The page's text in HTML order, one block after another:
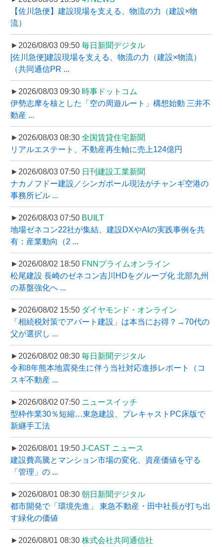
【佐川急便】建設現場を支える、物流の力（建設×物
流）
►2026/08/03 09:50 毎日新聞デジタル
[佐川急便]建設現場を支える、物流の力（建設×物流）
（共同通信PR ...
►2026/08/03 09:30 時事ドットコム
伊勢志摩を核とした「空の周遊ルート」構想始動 三井不
動産 ...
►2026/08/03 08:30 全国賃貸住宅新聞
リアルエステート、不動産再生軸に売上124億円
►2026/08/03 07:50 日刊建設工業新聞
ナカノフドー建設／シンガポール現法がチャンギ空港の
事務所ビル ...
►2026/08/03 07:50 BUILT
地場ゼネコン22社が集結、建設DXやAIの実践事例を共
有：産業動向（2 ...
►2026/08/02 18:50 FNNプライムオンライン
松尾建設 長崎のゼネコン吉川HDをグループ化 北部九州
の基盤強化へ ...
►2026/08/02 15:50 ダイヤモンド・オンライン
「相続税対策でアパート建設」は本当にお得？→70代の
父が選択し ...
►2026/08/02 08:30 毎日新聞デジタル
令和8年熊本地震発生に伴う当社対応進捗レポート（コ
スギ不動産 ...
►2026/08/02 07:50 ニュースイッチ
型枠作業30％短縮…東急建設、プレキャストPC床版で
新継手工法
►2026/08/01 19:50 J-CAST ニュース
建設費高騰とマンション市場の変化、資産価値を守る
「管理」の ...
►2026/08/01 08:30 朝日新聞デジタル
都市開発で「環境先進」 東急不動産・田中社長が打ち出
す緑化の価値
►2026/08/01 08:30 株式会社共同通信社